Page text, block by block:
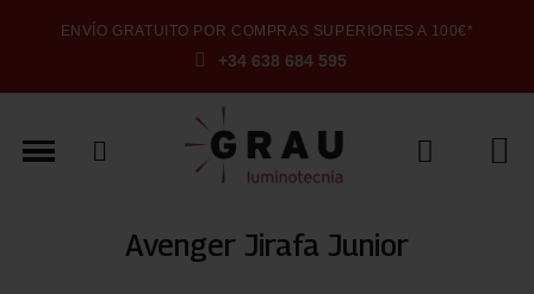
ENVÍO GRATUITO POR COMPRAS SUPERIORES A 100€*
+34 638 684 595
Avenger Jirafa Junior